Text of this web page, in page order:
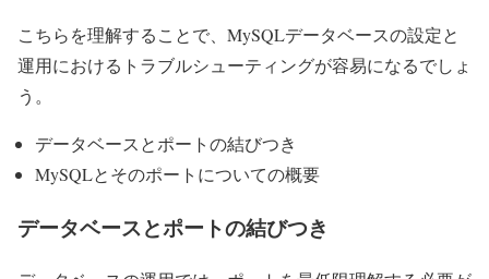
こちらを理解することで、MySQLデータベースの設定と
運用におけるトラブルシューティングが容易になるでしょ
う。
データベースとポートの結びつき
MySQLとそのポートについての概要
データベースとポートの結びつき